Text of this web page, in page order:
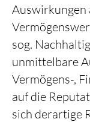
Auswirkungen
sog.
unmittelbare
Vermögens-,
auf die
sich derartige